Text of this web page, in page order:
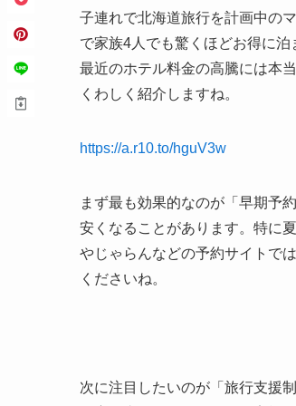
子連れで北海道旅行を計画中の
で家族4人でも驚くほどお得に
最近のホテル料金の高騰には本
くわしく紹介しますね。
https://a.r10.to/hguV3w
まず最も効果的なのが「早期予
安くなることがあります。特に
やじゃらんなどの予約サイトで
くださいね。
次に注目したいのが「旅行支援